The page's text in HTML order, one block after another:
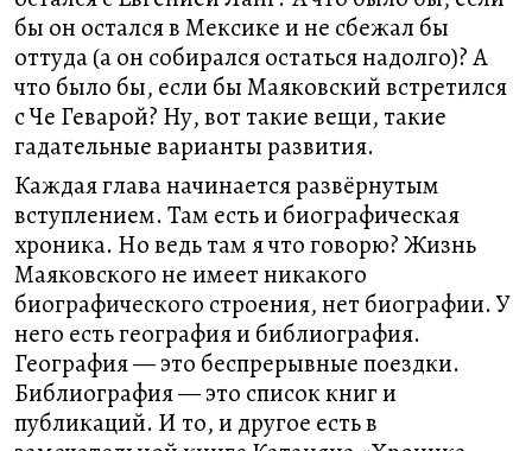
бы он остался в Мексике и не сбежал бы
оттуда (а он собирался остаться надолго)? А
что было бы, если бы Маяковский встретился
с Че Геварой? Ну, вот такие вещи, такие
гадательные варианты развития.
Каждая глава начинается развёрнутым
вступлением. Там есть и биографическая
хроника. Но ведь там я что говорю? Жизнь
Маяковского не имеет никакого
биографического строения, нет биографии. У
него есть география и библиография.
География — это беспрерывные поездки.
Библиография — это список книг и
публикаций. И то, и другое есть в